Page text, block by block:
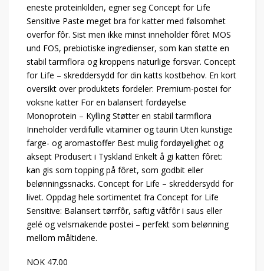
eneste proteinkilden, egner seg Concept for Life
Sensitive Paste meget bra for katter med følsomhet
overfor fôr. Sist men ikke minst inneholder fôret MOS
und FOS, prebiotiske ingredienser, som kan støtte en
stabil tarmflora og kroppens naturlige forsvar. Concept
for Life – skreddersydd for din katts kostbehov. En kort
oversikt over produktets fordeler: Premium-postei for
voksne katter For en balansert fordøyelse
Monoprotein – Kylling Støtter en stabil tarmflora
Inneholder verdifulle vitaminer og taurin Uten kunstige
farge- og aromastoffer Best mulig fordøyelighet og
aksept Produsert i Tyskland Enkelt å gi katten fôret:
kan gis som topping på fôret, som godbit eller
belønningssnacks. Concept for Life – skreddersydd for
livet. Oppdag hele sortimentet fra Concept for Life
Sensitive: Balansert tørrfôr, saftig våtfôr i saus eller
gelé og velsmakende postei – perfekt som belønning
mellom måltidene.
NOK 47.00